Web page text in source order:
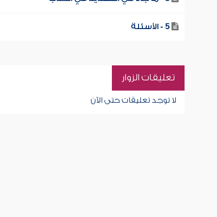
5 - الأسئلة
تعليقات الزوار
لا توجد تعليقات حتى الآن